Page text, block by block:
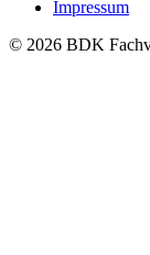
Impressum
© 2026 BDK